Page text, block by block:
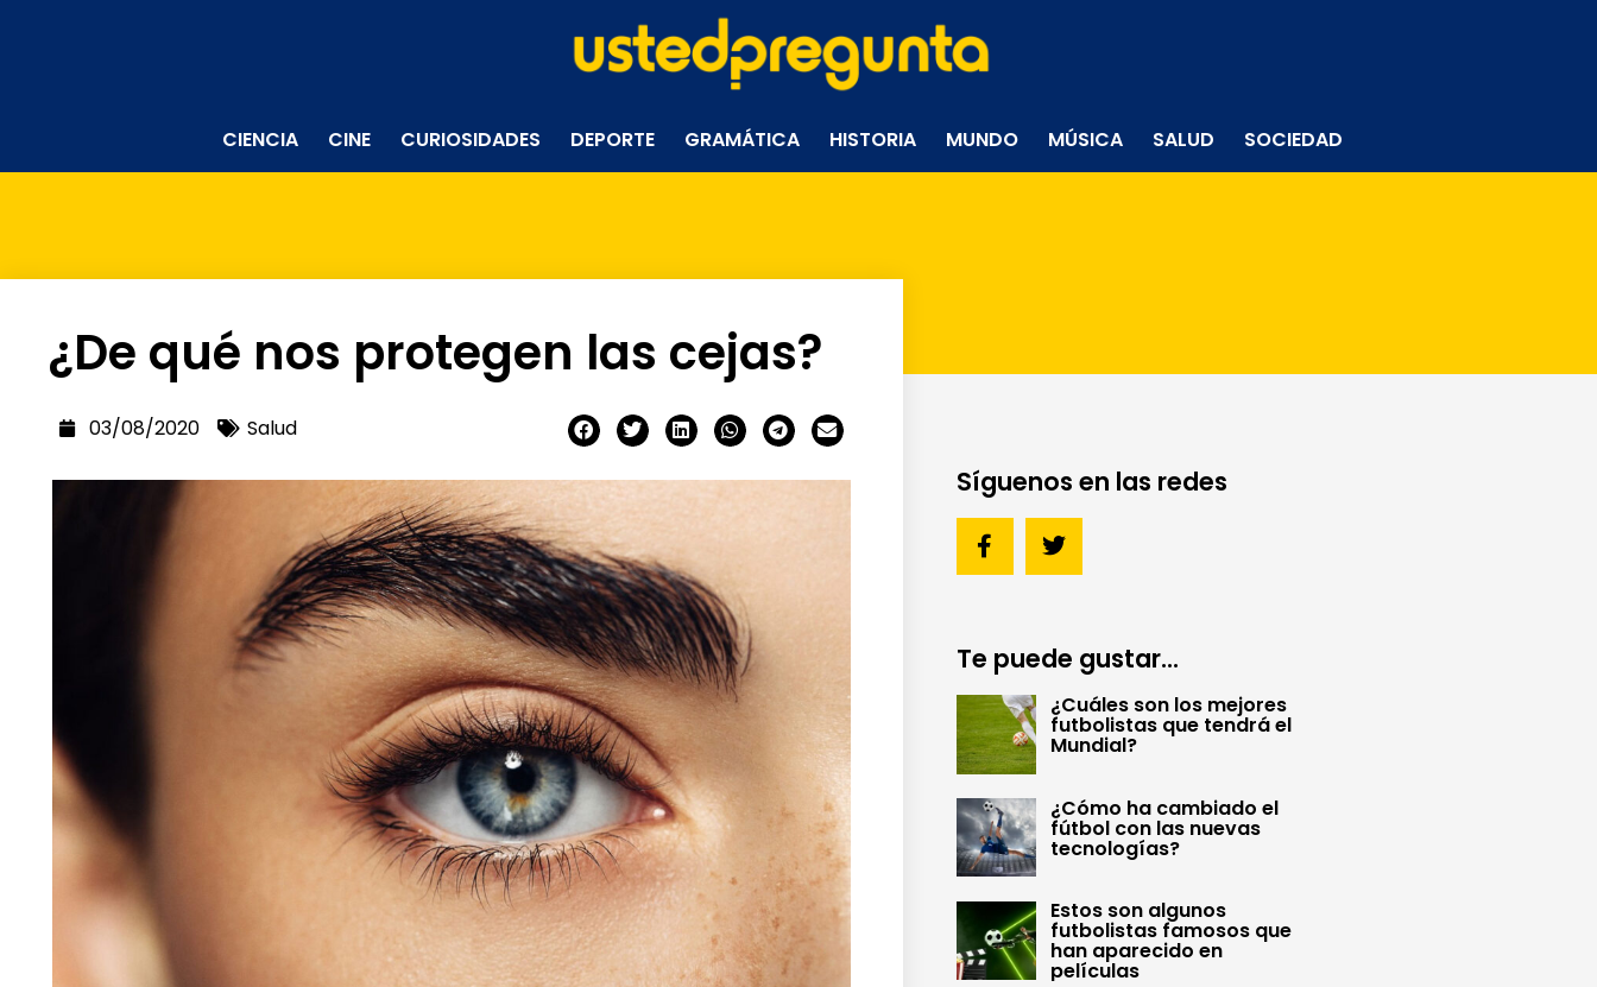
CIENCIA CINE CURIOSIDADES DEPORTE GRAMÁTICA HISTORIA MUNDO MÚSICA SALUD SOCIEDAD
¿De qué nos protegen las cejas?
03/08/2020 Salud
Síguenos en las redes
Te puede gustar...
¿Cuáles son los mejores
futbolistas que tendrá el
Mundial?
¿Cómo ha cambiado el
fútbol con las nuevas
tecnologías?
Estos son algunos
futbolistas famosos que
han aparecido en
películas